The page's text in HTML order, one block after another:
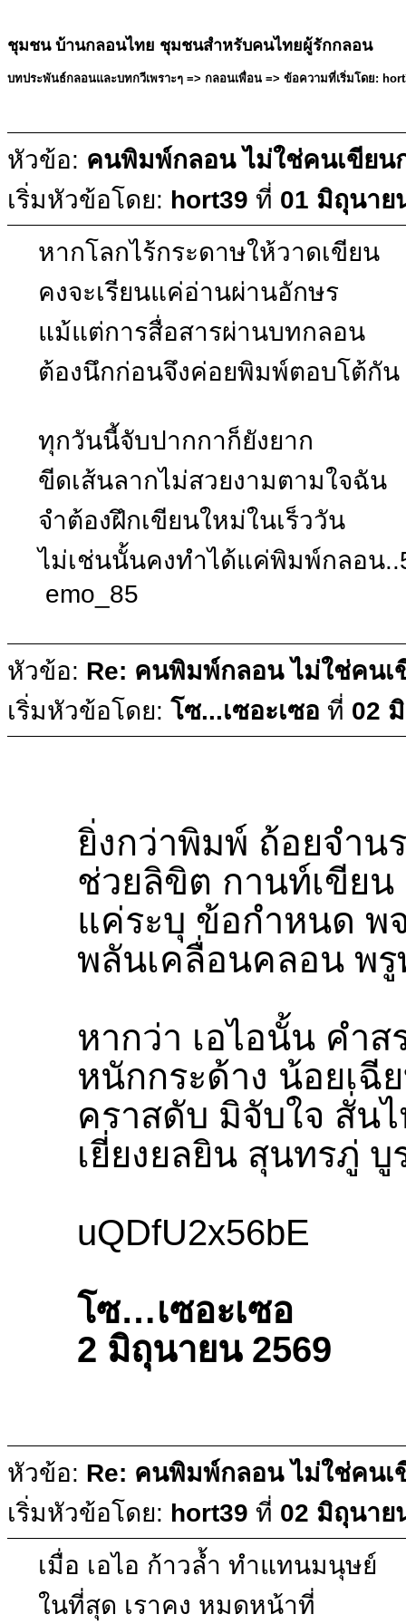
ชุมชน บ้านกลอนไทย ชุมชนสำหรับคนไทยผู้รักกลอน
บทประพันธ์กลอนและบทกวีเพราะๆ => กลอนเพื่อน => ข้อความที่เริ่มโดย:
หัวข้อ: คนพิมพ์กลอน ไม่ใช่คนเขียน
เริ่มหัวข้อโดย: hort39 ที่ 01 มิถุนาย
หากโลกไร้กระดาษให้วาดเขียน
คงจะเรียนแค่อ่านผ่านอักษร
แม้แต่การสื่อสารผ่านบทกลอน
ต้องนึกก่อนจึงค่อยพิมพ์ตอบโต้กัน
ทุกวันนี้จับปากกาก็ยังยาก
ขีดเส้นลากไม่สวยงามตามใจฉัน
จำต้องฝึกเขียนใหม่ในเร็ววัน
ไม่เช่นนั้นคงทำได้แค่พิมพ์กลอน
emo_85
หัวข้อ: Re: คนพิมพ์กลอน ไม่ใช่คนเ
เริ่มหัวข้อโดย: โซ...เซอะเซอ ที่ 02
ยิ่งกว่าพิมพ์ ถ้อยจำน
ช่วยลิขิต กานท์เขียน
แค่ระบุ ข้อกำหนด พ
พลันเคลื่อนคลอน พรู
หากว่า เอไอนั้น คำส
หนักกระด้าง น้อยเฉี
คราสดับ มิจับใจ สั่น
เยี่ยงยลยิน สุนทรภู่ บู
uQDfU2x56bE
โซ…เซอะเซอ
2 มิถุนายน 2569
หัวข้อ: Re: คนพิมพ์กลอน ไม่ใช่คนเ
เริ่มหัวข้อโดย: hort39 ที่ 02 มิถุนาย
เมื่อ เอไอ ก้าวล้ำ ทำแทนมนุษย์
ในที่สุด เราคง หมดหน้าที่